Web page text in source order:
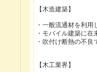
【木造建築】
・一般流通材を利
・モバイル建築に
・吹付け断熱の不
【木工業界】